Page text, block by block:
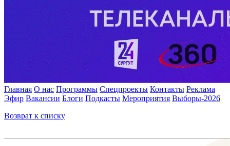
Главная О нас Программы Спецпроекты Контакты Реклама
Эфир Вакансии Блоги Подкасты Мероприятия Выборы-2026
Возврат к списку